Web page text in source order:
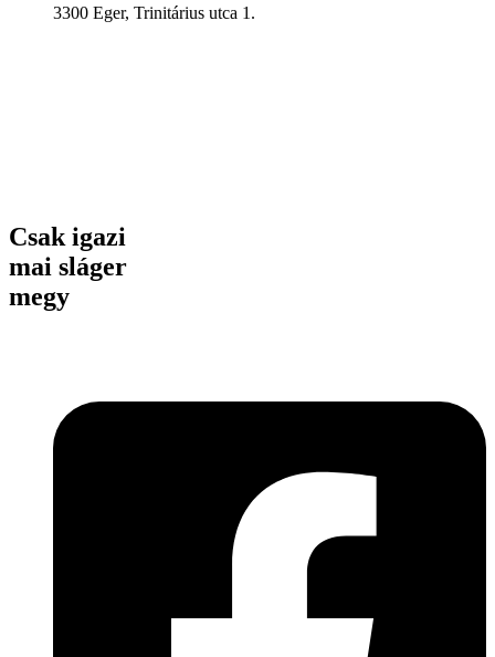
3300 Eger, Trinitárius utca 1.
Csak igazi
mai sláger
megy